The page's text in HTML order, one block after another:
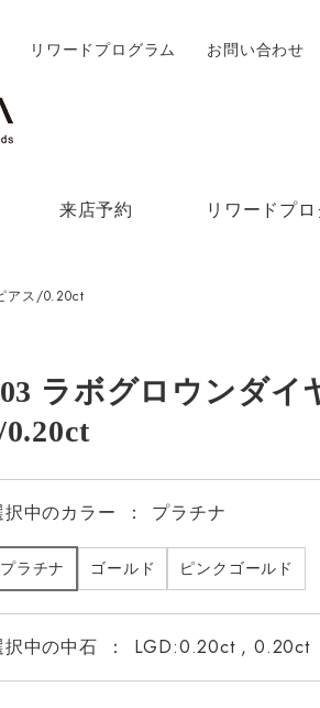
来店予約 リワードプ
リワードプログラム お問い合わせ
アス/0.20ct
ラボグロウンダイ
択中のカラー ： プラチナ
プラチナ ゴールド ピンクゴールド
択中の中石 ： LGD:0.20ct , 0.20ct